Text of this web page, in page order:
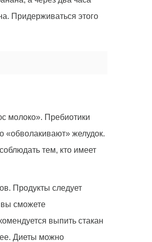
Придерживаться этого
молоко». Пребиотики
«обволакивают» желудок.
тем, кто имеет
Продукты следует
вы сможете
выпить стакан
Диеты можно